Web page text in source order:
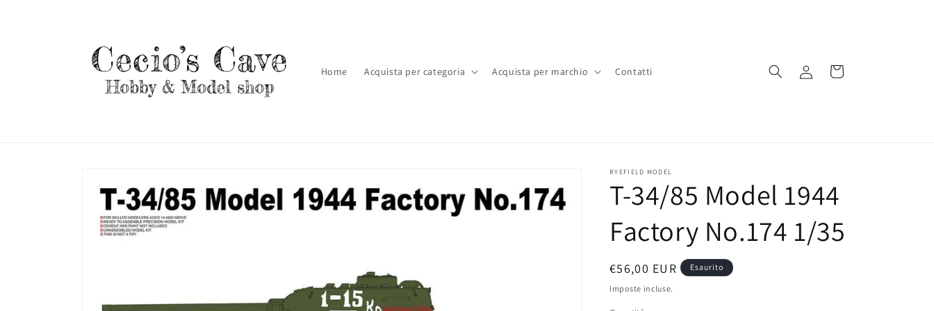
Home Acquista per categoria Acquista per marchio Contatti Accedi Carrello
sul prodotto
RYEFIELD MODEL
T-34/85 Model 1944
Factory No.174 1/35
Prezzo
di
listino
€56,00 EUR Esaurito
Imposte incluse.